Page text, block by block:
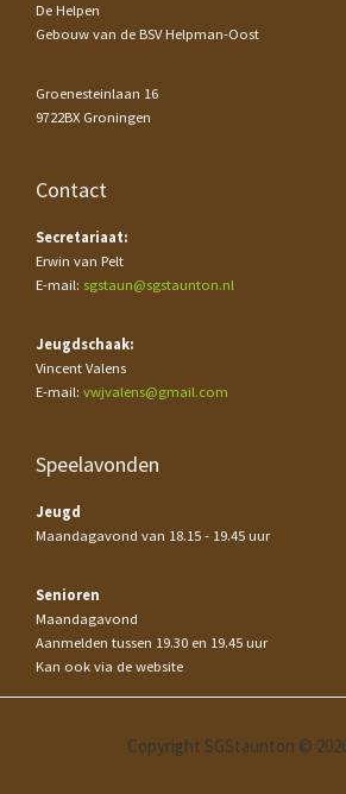
De Helpen
Gebouw van de BSV Helpman-Oost
Groenesteinlaan 16
9722BX Groningen
Contact
Secretariaat:
Erwin van Pelt
E-mail: sgstaun@sgstaunton.nl
Jeugdschaak:
Vincent Valens
E-mail: vwjvalens@gmail.com
Speelavonden
Jeugd
Maandagavond van 18.15 - 19.45 uur
Senioren
Maandagavond
Aanmelden tussen 19.30 en 19.45 uur
Kan ook via de website
Copyright SGStaunton ©